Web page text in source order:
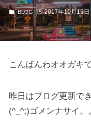
BLOG 2017年10月15日
こんばんわオオガキ
昨日はブログ更新で
(^_^;)ゴメンナサイ。